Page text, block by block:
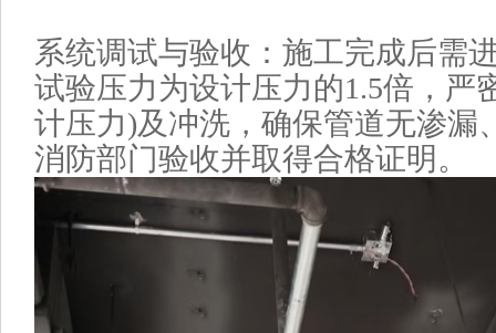
系统调试与验收‌：施工完成后需
试验压力为设计压力的1.5倍，严
计压力)及冲洗，确保管道无渗漏
消防部门验收并取得合格证明。